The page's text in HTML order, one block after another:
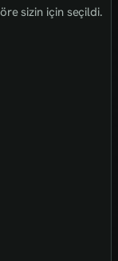
sizin için seçildi.